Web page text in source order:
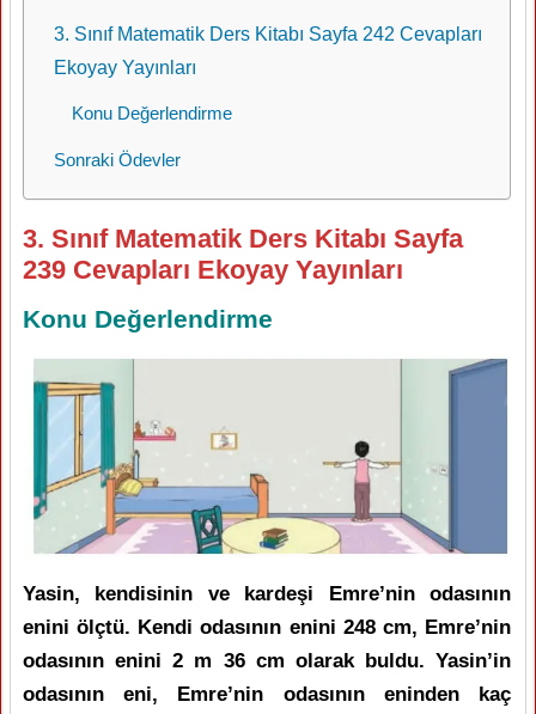
3. Sınıf Matematik Ders Kitabı Sayfa 242 Cevapları
Ekoyay Yayınları
Konu Değerlendirme
Sonraki Ödevler
3. Sınıf Matematik Ders Kitabı Sayfa
239 Cevapları Ekoyay Yayınları
Konu Değerlendirme
Yasin, kendisinin ve kardeşi Emre’nin odasının
enini ölçtü. Kendi odasının enini 248 cm, Emre’nin
odasının enini 2 m 36 cm olarak buldu. Yasin’in
odasının eni, Emre’nin odasının eninden kaç